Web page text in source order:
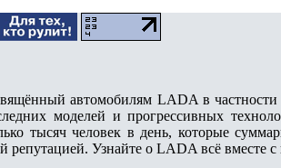
автомобилям LADA в частности
моделей и прогрессивных
тысяч человек в день, которые
репутацией. Узнайте о LADA всё вместе